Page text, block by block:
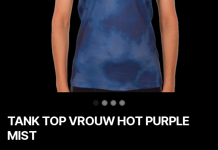
TANK TOP VROUW HOT PURPLE
MIST